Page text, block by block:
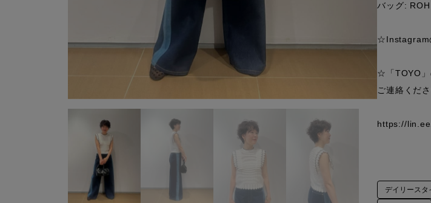
バッグ: ROH
☆Instagram
☆「TOYO」
ご連絡くだ
デイリースタ